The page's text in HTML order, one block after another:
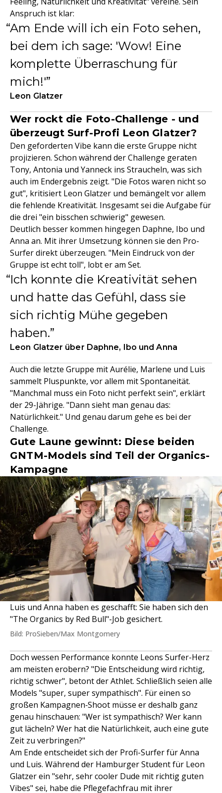
Anspruch ist klar:
Am Ende will ich ein Foto sehen,
bei dem ich sage: 'Wow! Eine
komplette Überraschung für
mich!'
Leon Glatzer
Wer rockt die Foto-Challenge - und
überzeugt Surf-Profi Leon Glatzer?
Den geforderten Vibe kann die erste Gruppe nicht
projizieren. Schon während der Challenge geraten
Tony, Antonia und Yanneck ins Straucheln, was sich
auch im Endergebnis zeigt. "Die Fotos waren nicht so
gut", kritisiert Leon Glatzer und bemängelt vor allem
die fehlende Kreativität. Insgesamt sei die Aufgabe für
die drei "ein bisschen schwierig" gewesen.
Deutlich besser kommen hingegen Daphne, Ibo und
Anna an. Mit ihrer Umsetzung können sie den Pro-
Surfer direkt überzeugen. "Mein Eindruck von der
Gruppe ist echt toll", lobt er am Set.
Ich konnte die Kreativität sehen
und hatte das Gefühl, dass sie
sich richtig Mühe gegeben
haben.
Leon Glatzer über Daphne, Ibo und Anna
Auch die letzte Gruppe mit Aurélie, Marlene und Luis
sammelt Pluspunkte, vor allem mit Spontaneität.
"Manchmal muss ein Foto nicht perfekt sein", erklärt
der 29-Jährige. "Dann sieht man genau das:
Natürlichkeit." Und genau darum gehe es bei der
Challenge.
Gute Laune gewinnt: Diese beiden
GNTM-Models sind Teil der Organics-
Kampagne
Luis und Anna haben es geschafft: Sie haben sich den
"The Organics by Red Bull"-Job gesichert.
Bild: ProSieben/Max Montgomery
Doch wessen Performance konnte Leons Surfer-Herz
am meisten erobern? "Die Entscheidung wird richtig,
richtig schwer", betont der Athlet. Schließlich seien alle
Models "super, super sympathisch". Für einen so
großen Kampagnen‑Shoot müsse er deshalb ganz
genau hinschauen: "Wer ist sympathisch? Wer kann
gut lächeln? Wer hat die Natürlichkeit, auch eine gute
Zeit zu verbringen?"
Am Ende entscheidet sich der Profi-Surfer für Anna
und Luis. Während der Hamburger Student für Leon
Glatzer ein "sehr, sehr cooler Dude mit richtig guten
Vibes" sei, habe die Pflegefachfrau mit ihrer